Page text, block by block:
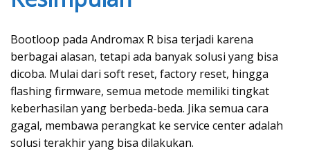
Bootloop pada Andromax R bisa terjadi karena
berbagai alasan, tetapi ada banyak solusi yang bisa
dicoba. Mulai dari soft reset, factory reset, hingga
flashing firmware, semua metode memiliki tingkat
keberhasilan yang berbeda-beda. Jika semua cara
gagal, membawa perangkat ke service center adalah
solusi terakhir yang bisa dilakukan.